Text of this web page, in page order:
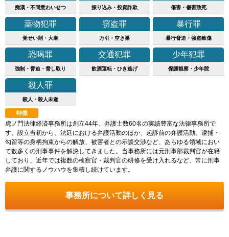
痴漢・不同意わいせつ 振り込み・投資詐欺 傷害・傷害致死
薬物犯罪
覚せい剤・大麻
窃盗罪
万引・空き巣
暴行罪
暴行脅迫・強盗致傷
恐喝罪
強制・脅迫・脅し取り
交通犯罪
飲酒運転・ひき逃げ
少年犯罪
保護観察・少年院
殺人罪
殺人・殺人未遂
特徴
虎ノ門法律経済事務所は創立44年、弁護士数60名の実績豊富な法律事務所で
す。設立当初から、法廷における弁護活動のほか、起訴前の弁護活動、逮捕・
勾留等の身柄拘束からの解放、被害者との示談交渉など、あらゆる領域におい
て数多くの刑事事件を解決してきました。当事務所には元刑事部裁判官が在籍
しており、近年では複数の検察官・裁判官の研修を受け入れるなど、常に刑事
弁護に関するノウハウを集積し続けています。
事務所について詳しく見る